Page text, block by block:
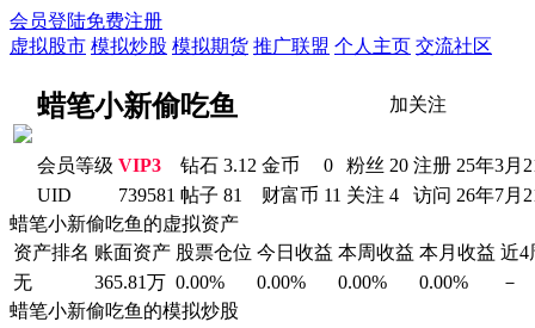
会员登陆免费注册
虚拟股市 模拟炒股 模拟期货 推广联盟 个人主页 交流社区
蜡笔小新偷吃鱼 加关注
会员等级 VIP3 钻石 3.12 金币 0 粉丝 20 注册 25年3月
UID
739581 帖子 81 财富币 11 关注 4 访问 26年7月
蜡笔小新偷吃鱼的虚拟资产
资产排名 账面资产 股票仓位 今日收益 本周收益 本月收益 近4
无
365.81万 0.00% 0.00% 0.00% 0.00%
－
蜡笔小新偷吃鱼的模拟炒股